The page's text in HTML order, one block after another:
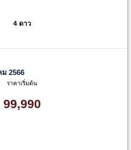
4 ดาว
2566
ราคาเริ่มต้น
99,990